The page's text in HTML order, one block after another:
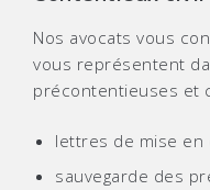
Nos avocats vous
vous représentent
précontentieuses et
lettres de mise en
sauvegarde des